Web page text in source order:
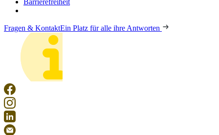
Barrierefreiheit
Fragen & KontaktEin Platz für alle ihre Antworten